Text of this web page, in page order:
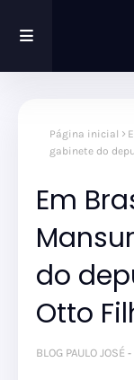
Página inicial
gabinete do
Em
do
Otto
BLOG PAULO JOSÉ